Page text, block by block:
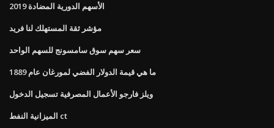
الأسهم الدورية المضادة 2019
مؤشر ثقة المستهلك لنا فريد
سعر سهم سوق سامسونج للسهم الواحد
ما هي قيمة الدولار الفضي لمورغان عام 1889
ويلز فارجو الأعمال المصرفية تسجيل الدخول
الميزانية النفط ct